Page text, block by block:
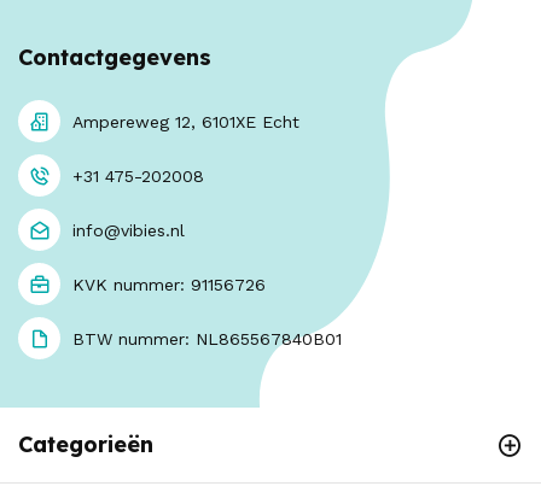
Contactgegevens
Ampereweg 12, 6101XE Echt
+31 475-202008
info@vibies.nl
KVK nummer: 91156726
BTW nummer: NL865567840B01
Categorieën